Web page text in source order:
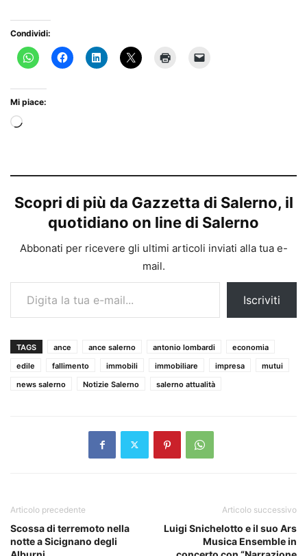
Condividi:
Mi piace:
Caricamento
Scopri di più da Gazzetta di Salerno, il
quotidiano on line di Salerno
Abbonati per ricevere gli ultimi articoli inviati alla tua e-
mail.
Digita la tua e-mail...
Iscriviti
TAGS ance ance salerno antonio lombardi
economia
edile
fallimento immobili immobiliare impresa
mutui
news salerno
Notizie Salerno salerno attualità
Articolo precedente
Scossa di terremoto nella
notte a Sicignano degli
Articolo successivo
Luigi Snichelotto e il suo Ars
Musica Ensemble in